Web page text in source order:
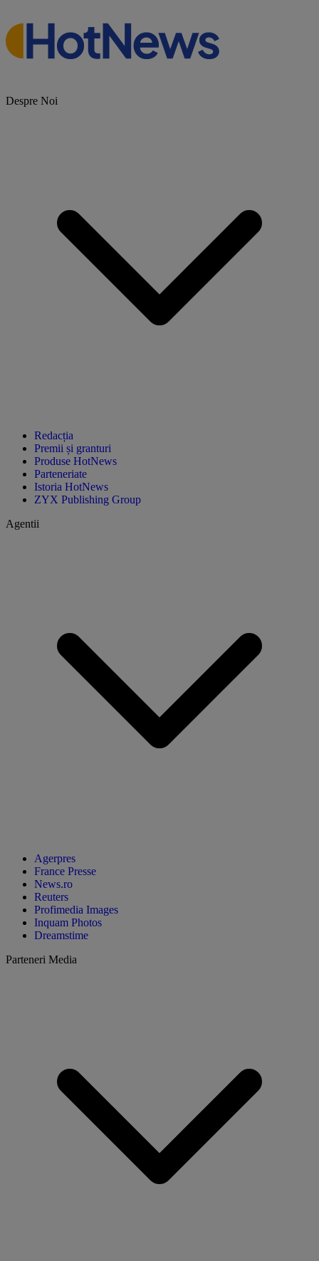
Despre Noi
Redacția
Premii și granturi
Produse HotNews
Parteneriate
Istoria HotNews
ZYX Publishing Group
Agentii
Agerpres
France Presse
News.ro
Reuters
Profimedia Images
Inquam Photos
Dreamstime
Parteneri Media